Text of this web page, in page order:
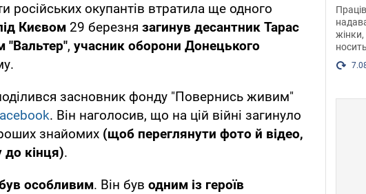
російських окупантів втратила ще одного
Києвом 29 березня загинув десантник Тарас
"Вальтер", учасник оборони Донецького
засновник фонду "Повернись живим"
. Він наголосив, що на цій війні загинуло
знайомих (щоб переглянути фото й відео,
до кінця).
особливим. Він був одним із героїв
Фото